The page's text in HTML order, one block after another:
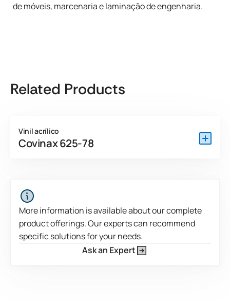
de móveis, marcenaria e laminação de engenharia.
Related Products
Vinil acrílico
Covinax 625-78
de alto desempenho. Por ser reticulado internamente, este
produto apresenta resistência coesiva superior.
View Product Features
More information is available about our complete
product offerings. Our experts can recommend
specific solutions for your needs.
Ask an Expert